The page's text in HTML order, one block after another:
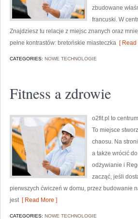
zbudowane
francuski. W
Znajdziesz tu relacje z miejsc znanych oraz
pełne kontrastów: bretońskie miasteczka [ Read
CATEGORIES: NOWE TECHNOLOGIE
Fitness a zdrowie
o2fit.pl to
To miejsce
chaosu. Na
a także wrócić
odżywianie i
zacząć, jeśli
pierwszych ćwiczeń w domu, przez budowanie
jest[ Read More ]
CATEGORIES: NOWE TECHNOLOGIE